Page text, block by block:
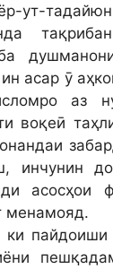
ут-
асар ӯ
аз
воқеӣ
инчунин
асосҳои
менамояд.
пайдоиши